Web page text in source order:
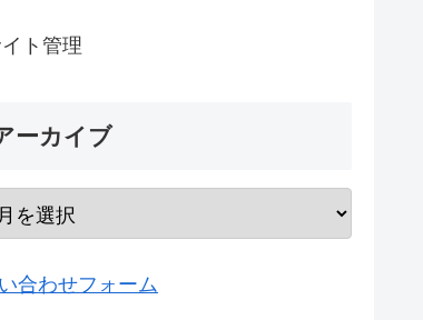
ト管理
ーカイブ
合わせフォーム